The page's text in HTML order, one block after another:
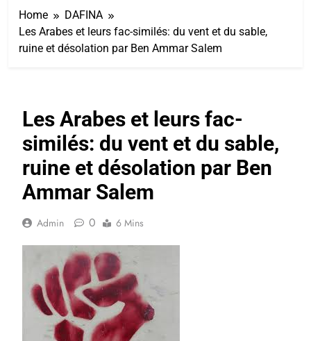
Home
DAFINA
Les Arabes et leurs fac-similés: du vent et du sable,
ruine et désolation par Ben Ammar Salem
Les Arabes et leurs fac-
similés: du vent et du sable,
ruine et désolation par Ben
Ammar Salem
Admin 0 6 Mins